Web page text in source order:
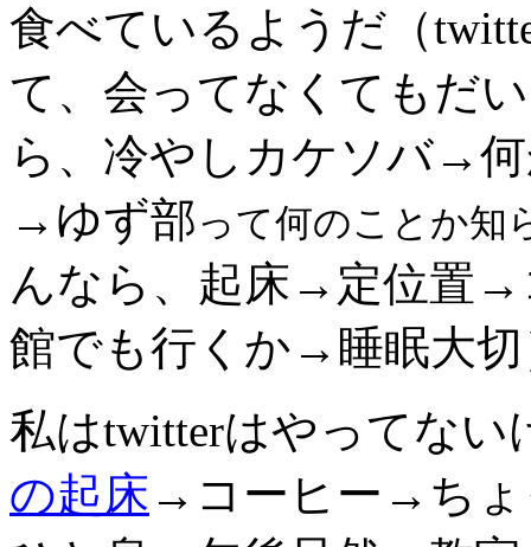
食べているようだ（
て、会ってなくてもだ
ら、冷やしカケソバ→
→ゆず部って何のことか知
んなら、起床→定位置
館でも行くか→睡眠大切
私はtwitterはやってな
の起床 →コーヒー→ち